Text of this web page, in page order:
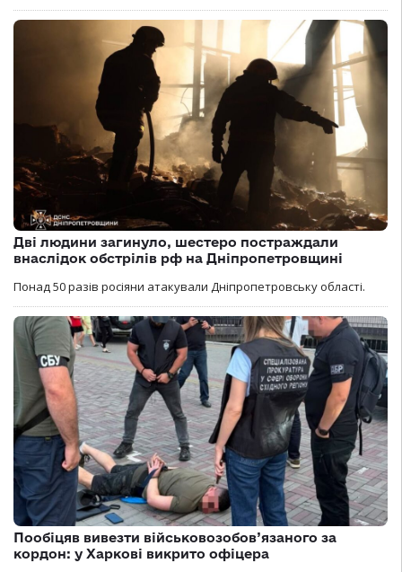
Дві людини загинуло, шестеро постраждали
внаслідок обстрілів рф на Дніпропетровщині
Понад 50 разів росіяни атакували Дніпропетровську області.
Пообіцяв вивезти військовозобов’язаного за
кордон: у Харкові викрито офіцера